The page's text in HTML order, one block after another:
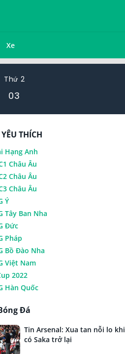
Xe
Thứ 2
03
THÍCH
Hạng Anh
Châu Âu
Châu Âu
Châu Âu
Ý
Tây Ban Nha
Đức
Pháp
Bồ Đào Nha
Việt Nam
2022
Hàn Quốc
Đá
Tin Arsenal: Xua tan nỗi lo khi
có Saka trở lại